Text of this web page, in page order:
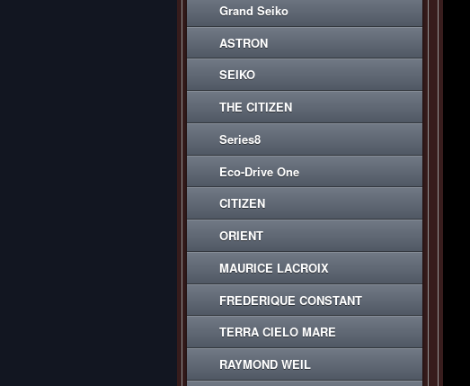
Grand Seiko
ASTRON
SEIKO
THE CITIZEN
Series8
Eco-Drive One
CITIZEN
ORIENT
MAURICE LACROIX
FREDERIQUE CONSTANT
TERRA CIELO MARE
RAYMOND WEIL